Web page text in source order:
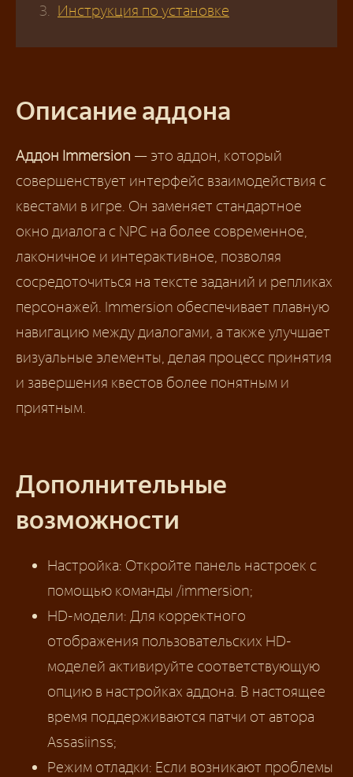
Инструкция по установке
Описание аддона
Аддон Immersion — это аддон, который
совершенствует интерфейс взаимодействия с
квестами в игре. Он заменяет стандартное
окно диалога с NPC на более современное,
лаконичное и интерактивное, позволяя
сосредоточиться на тексте заданий и репликах
персонажей. Immersion обеспечивает плавную
навигацию между диалогами, а также улучшает
визуальные элементы, делая процесс принятия
и завершения квестов более понятным и
приятным.
Дополнительные
возможности
Настройка: Откройте панель настроек с
помощью команды /immersion;
HD-модели: Для корректного
отображения пользовательских HD-
моделей активируйте соответствующую
опцию в настройках аддона. В настоящее
время поддерживаются патчи от автора
Assasiinss;
Режим отладки: Если возникают проблемы